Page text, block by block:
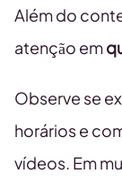
Além do
atenção em
Observe se
horários e
vídeos. Em